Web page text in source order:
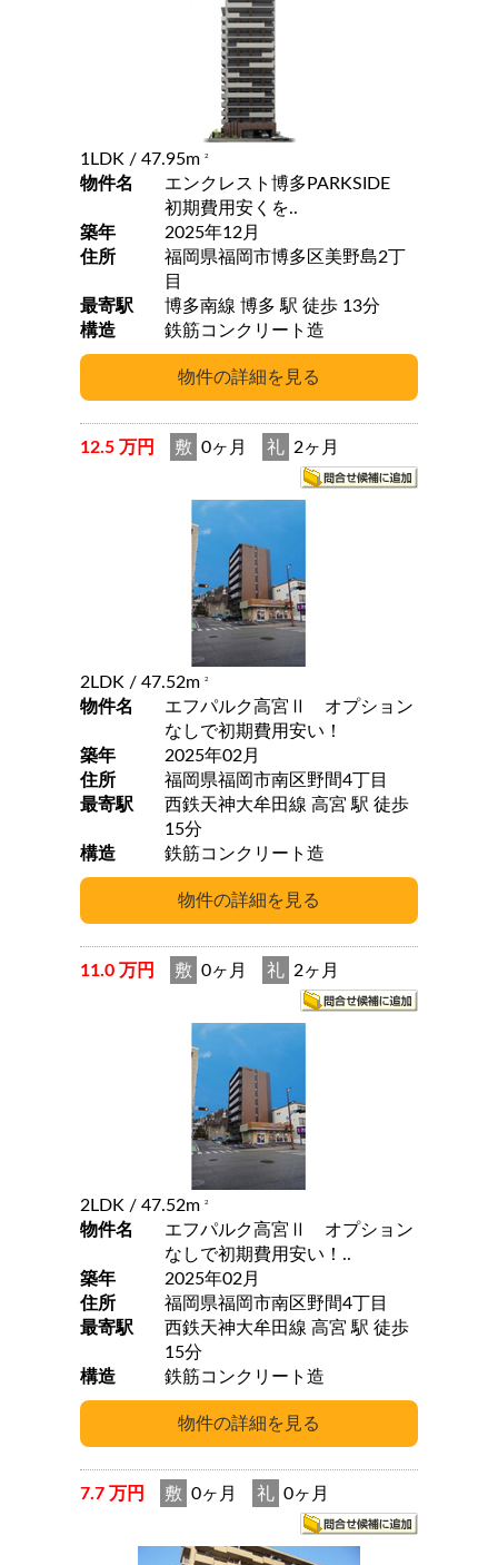
1LDK / 47.95m 2
物件名
エンクレスト博多PARKSIDE
初期費用安くを..
築年
2025年12月
住所
福岡県福岡市博多区美野島2丁
目
最寄駅
博多南線 博多 駅 徒歩 13分
構造
鉄筋コンクリート造
12.5 万円 敷 0ヶ月 礼 2ヶ月
2LDK / 47.52m 2
物件名
エフパルク高宮Ⅱ オプション
なしで初期費用安い！
築年
2025年02月
住所
福岡県福岡市南区野間4丁目
最寄駅
西鉄天神大牟田線 高宮 駅 徒歩
15分
構造
鉄筋コンクリート造
11.0 万円 敷 0ヶ月 礼 2ヶ月
2LDK / 47.52m 2
物件名
エフパルク高宮Ⅱ オプション
なしで初期費用安い！..
築年
2025年02月
住所
福岡県福岡市南区野間4丁目
最寄駅
西鉄天神大牟田線 高宮 駅 徒歩
15分
構造
鉄筋コンクリート造
7.7 万円 敷 0ヶ月 礼 0ヶ月